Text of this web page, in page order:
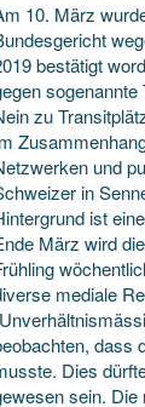
10. März
bestätigt
zu
und
in
ist
März wird
mediale
dass
Dies
sein.